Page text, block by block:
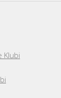
Klubi